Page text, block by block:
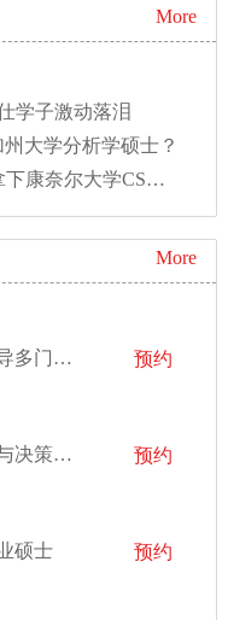
More
学子激动落泪
大学分析学硕士？
凸显科研强项！美本Q同学成功拿下康奈尔大学CS硕士录取！
More
担任研究生助教，辅导多门学科，并在实验车间监督管理学生的机械设计项目
预约
宾夕法尼亚大学行为与决策科学硕士
预约
硕士
预约